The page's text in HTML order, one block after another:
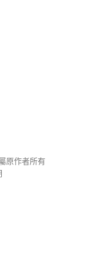
原作者所有